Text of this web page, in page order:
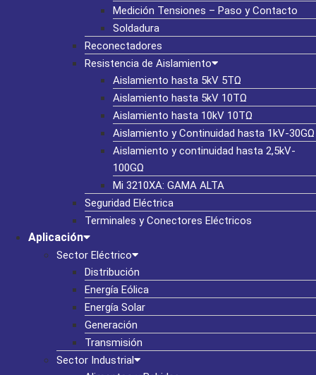
Medición Tensiones – Paso y Contacto
Soldadura
Reconectadores
Resistencia de Aislamiento
Aislamiento hasta 5kV 5TΩ
Aislamiento hasta 5kV 10TΩ
Aislamiento hasta 10kV 10TΩ
Aislamiento y Continuidad hasta 1kV-30GΩ
Aislamiento y continuidad hasta 2,5kV-
100GΩ
Mi 3210XA: GAMA ALTA
Seguridad Eléctrica
Terminales y Conectores Eléctricos
Aplicación
Sector Eléctrico
Distribución
Energía Eólica
Energía Solar
Generación
Transmisión
Sector Industrial